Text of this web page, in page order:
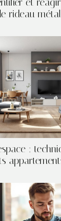
et
rideau
: